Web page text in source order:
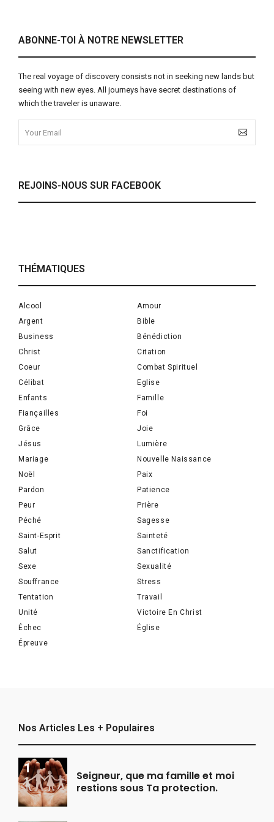
ABONNE-TOI À NOTRE NEWSLETTER
The real voyage of discovery consists not in seeking new lands but
seeing with new eyes. All journeys have secret destinations of
which the traveler is unaware.
REJOINS-NOUS SUR FACEBOOK
THÉMATIQUES
Alcool
Amour
Argent
Bible
Business
Bénédiction
Christ
Citation
Coeur
Combat Spirituel
Célibat
Eglise
Enfants
Famille
Fiançailles
Foi
Grâce
Joie
Jésus
Lumière
Mariage
Nouvelle Naissance
Noël
Paix
Pardon
Patience
Peur
Prière
Péché
Sagesse
Saint-Esprit
Sainteté
Salut
Sanctification
Sexe
Sexualité
Souffrance
Stress
Tentation
Travail
Unité
Victoire En Christ
Échec
Église
Épreuve
Nos Articles Les + Populaires
Seigneur, que ma famille et moi
restions sous Ta protection.